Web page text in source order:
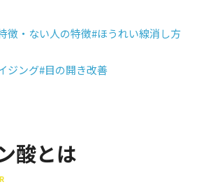
徴・ない人の特徴#ほうれい線消し方
ジング#目の開き改善
酸とは